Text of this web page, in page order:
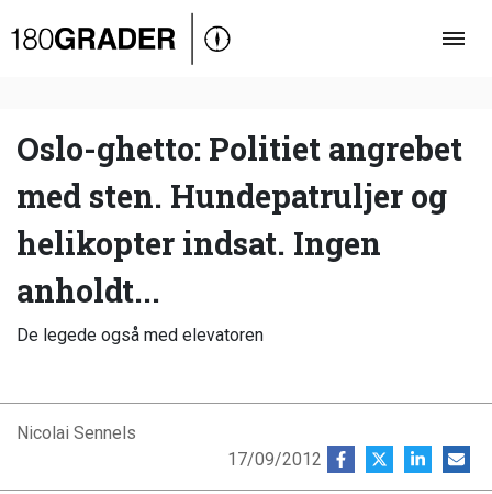
Oversigt
Debat
Video
Podcast
Oslo-ghetto: Politiet angrebet
med sten. Hundepatruljer og
helikopter indsat. Ingen
anholdt...
De legede også med elevatoren
Nicolai Sennels
17/09/2012